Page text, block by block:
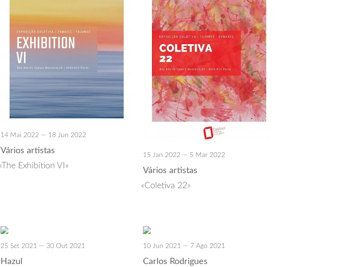
14 Mai 2022 — 18 Jun 2022
Vários artistas
The Exhibition VI
15 Jan 2022 — 5 Mar 2022
Vários artistas
Coletiva 22
25 Set 2021 — 30 Out 2021
Hazul
10 Jun 2021 — 7 Ago 2021
Carlos Rodrigues